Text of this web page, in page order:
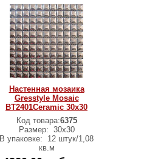
Настенная мозаика
Gresstyle Mosaic
ВТ2401Сeramic 30х30
Код товара:6375
Размер: 30х30
В упаковке:
12 штук/1,08
кв.м